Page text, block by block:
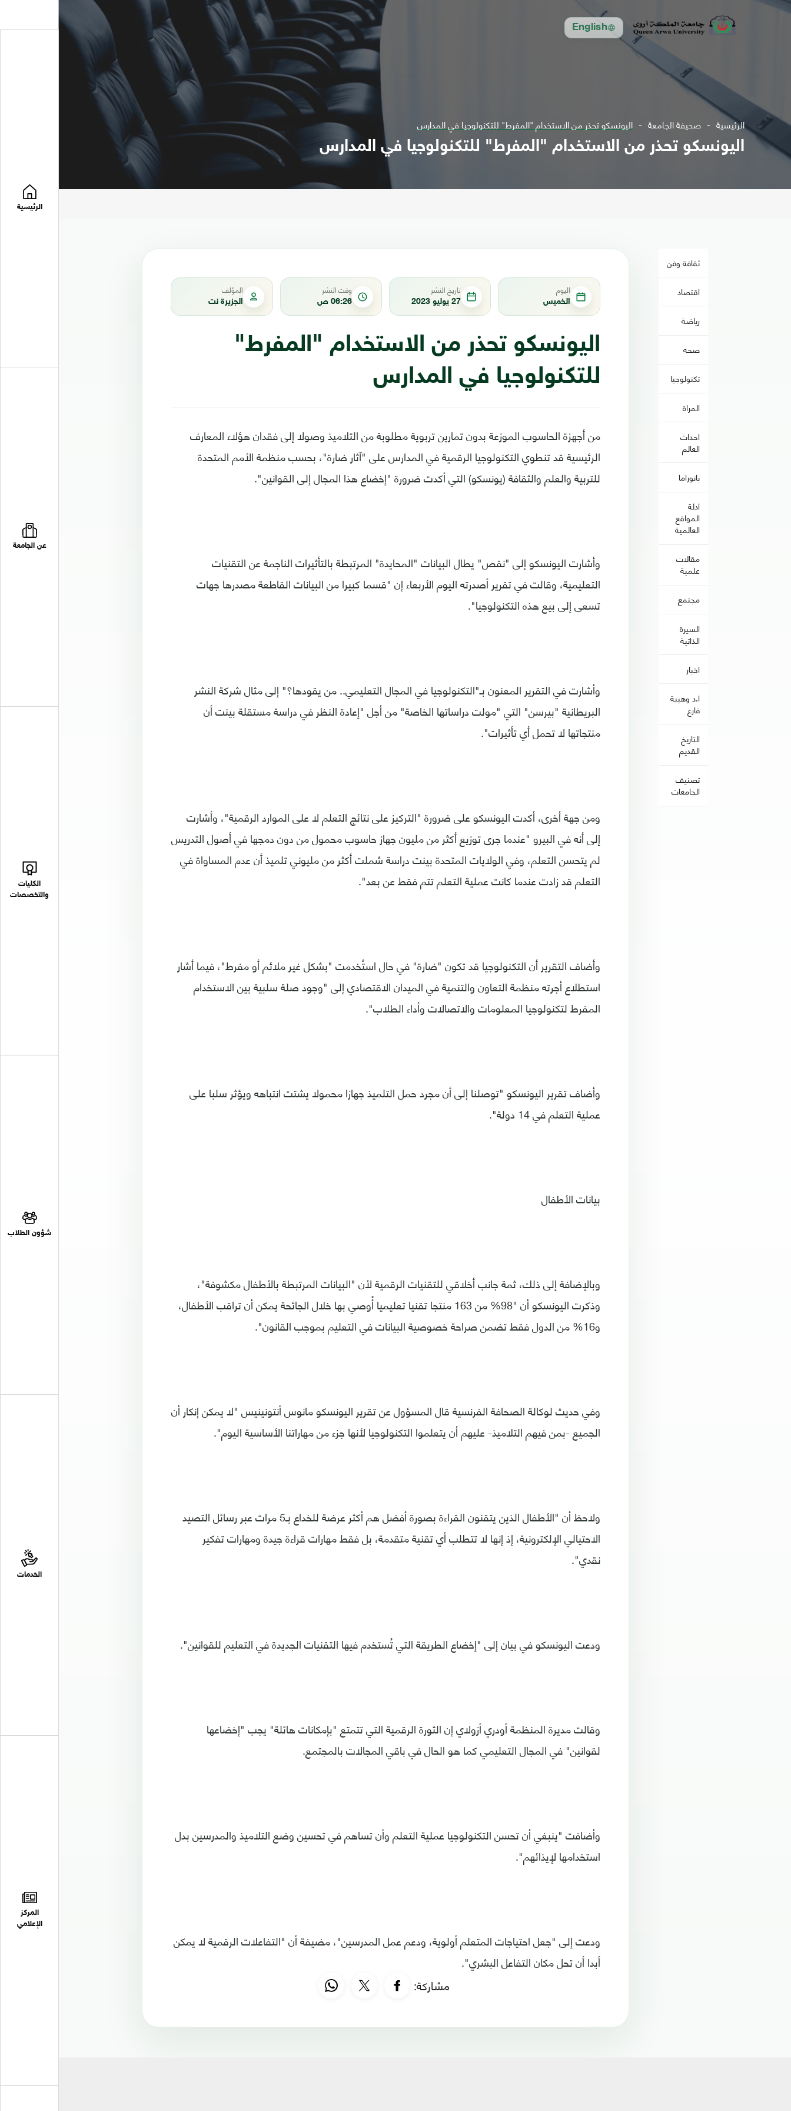
English
الرئيسية
عن الجامعة
الكليات
والتخصصات
شؤون الطلاب
الخدمات
المركز
الإعلامي
الرئيسية صحيفة الجامعة اليونسكو تحذر من الاستخدام "المفرط" للتكنولوجيا في المدارس
اليونسكو تحذر من الاستخدام "المفرط" للتكنولوجيا في المدارس
ثقافة وفن
اقتصاد
رياضة
صحه
تكنولوجيا
المراة
احداث
العالم
بانوراما
ادلة
المواقع
العالمية
مقالات
علمية
مجتمع
السيرة
الذاتية
اخبار
ا.د وهيبة
فارع
التاريخ
القديم
تصنيف
الجامعات
اليوم
الخميس
تاريخ النشر
27 يوليو 2023
وقت النشر
06:26 ص
المؤلف
الجزيرة نت
اليونسكو تحذر من الاستخدام "المفرط"
للتكنولوجيا في المدارس
من أجهزة الحاسوب الموزعة بدون تمارين تربوية مطلوبة من التلاميذ وصولا إلى فقدان هؤلاء المعارف
الرئيسية قد تنطوي التكنولوجيا الرقمية في المدارس على "آثار ضارة"، بحسب منظمة الأمم المتحدة
للتربية والعلم والثقافة (يونسكو) التي أكدت ضرورة "إخضاع هذا المجال إلى القوانين".
وأشارت اليونسكو إلى "نقص" يطال البيانات "المحايدة" المرتبطة بالتأثيرات الناجمة عن التقنيات
التعليمية، وقالت في تقرير أصدرته اليوم الأربعاء إن "قسما كبيرا من البيانات القاطعة مصدرها جهات
تسعى إلى بيع هذه التكنولوجيا".
وأشارت في التقرير المعنون بـ"التكنولوجيا في المجال التعليمي.. من يقودها؟" إلى مثال شركة النشر
البريطانية "بيرسن" التي "مولت دراساتها الخاصة" من أجل "إعادة النظر في دراسة مستقلة بينت أن
منتجاتها لا تحمل أي تأثيرات".
ومن جهة أخرى، أكدت اليونسكو على ضرورة "التركيز على نتائج التعلم لا على الموارد الرقمية"، وأشارت
إلى أنه في البيرو "عندما جرى توزيع أكثر من مليون جهاز حاسوب محمول من دون دمجها في أصول التدريس
لم يتحسن التعلم، وفي الولايات المتحدة بينت دراسة شملت أكثر من مليوني تلميذ أن عدم المساواة في
التعلم قد زادت عندما كانت عملية التعلم تتم فقط عن بعد".
وأضاف التقرير أن التكنولوجيا قد تكون "ضارة" في حال استُخدمت "بشكل غير ملائم أو مفرط"، فيما أشار
استطلاع أجرته منظمة التعاون والتنمية في الميدان الاقتصادي إلى "وجود صلة سلبية بين الاستخدام
المفرط لتكنولوجيا المعلومات والاتصالات وأداء الطلاب".
وأضاف تقرير اليونسكو "توصلنا إلى أن مجرد حمل التلميذ جهازا محمولا يشتت انتباهه ويؤثر سلبا على
عملية التعلم في 14 دولة".
بيانات الأطفال
وبالإضافة إلى ذلك، ثمة جانب أخلاقي للتقنيات الرقمية لأن "البيانات المرتبطة بالأطفال مكشوفة"،
وذكرت اليونسكو أن "98% من 163 منتجا تقنيا تعليميا أُوصي بها خلال الجائحة يمكن أن تراقب الأطفال،
و16% من الدول فقط تضمن صراحة خصوصية البيانات في التعليم بموجب القانون".
وفي حديث لوكالة الصحافة الفرنسية قال المسؤول عن تقرير اليونسكو مانوس أنتونينيس "لا يمكن إنكار أن
الجميع -بمن فيهم التلاميذ- عليهم أن يتعلموا التكنولوجيا لأنها جزء من مهاراتنا الأساسية اليوم".
ولاحظ أن "الأطفال الذين يتقنون القراءة بصورة أفضل هم أكثر عرضة للخداع بـ5 مرات عبر رسائل التصيد
الاحتيالي الإلكترونية، إذ إنها لا تتطلب أي تقنية متقدمة، بل فقط مهارات قراءة جيدة ومهارات تفكير
نقدي".
ودعت اليونسكو في بيان إلى "إخضاع الطريقة التي تُستخدم فيها التقنيات الجديدة في التعليم للقوانين".
وقالت مديرة المنظمة أودري أزولاي إن الثورة الرقمية التي تتمتع "بإمكانات هائلة" يجب "إخضاعها
لقوانين" في المجال التعليمي كما هو الحال في باقي المجالات بالمجتمع.
وأضافت "ينبغي أن تحسن التكنولوجيا عملية التعلم وأن تساهم في تحسين وضع التلاميذ والمدرسين بدل
استخدامها لإيذائهم".
ودعت إلى "جعل احتياجات المتعلم أولوية، ودعم عمل المدرسين"، مضيفة أن "التفاعلات الرقمية لا يمكن
أبدا أن تحل مكان التفاعل البشري".
مشاركة: